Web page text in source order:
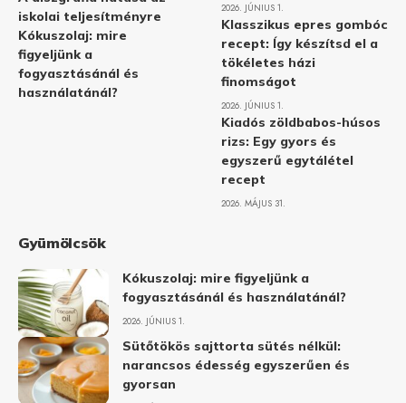
iskolai teljesítményre
Kókuszolaj: mire
figyeljünk a
fogyasztásánál és
használatánál?
2026. JÚNIUS 1.
Klasszikus epres gombóc
recept: Így készítsd el a
tökéletes házi
finomságot
2026. JÚNIUS 1.
Kiadós zöldbabos-húsos
rizs: Egy gyors és
egyszerű egytálétel
recept
2026. MÁJUS 31.
Gyümölcsök
Kókuszolaj: mire figyeljünk a
fogyasztásánál és használatánál?
2026. JÚNIUS 1.
Sütőtökös sajttorta sütés nélkül:
narancsos édesség egyszerűen és
gyorsan